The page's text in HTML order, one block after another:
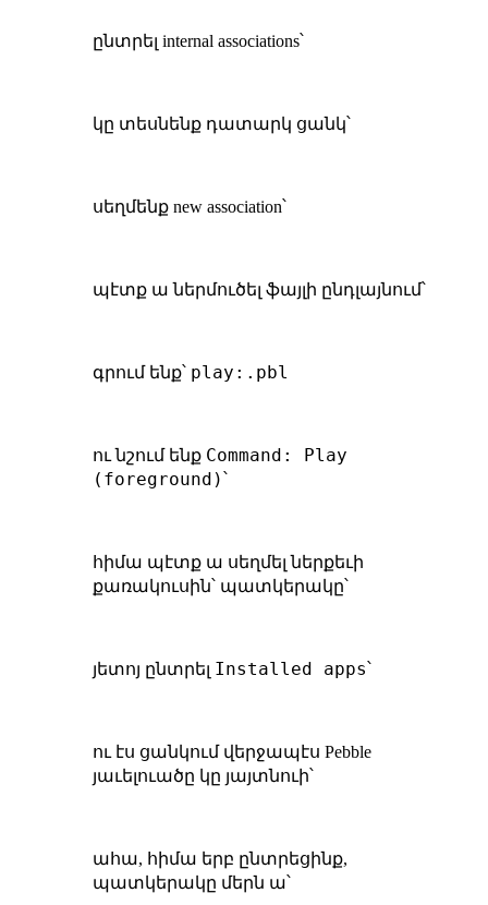
ընտրել internal associations՝
կը տեսնենք դատարկ ցանկ՝
սեղմենք new association՝
պէտք ա ներմուծել ֆայլի ընդլայնում՝
գրում ենք՝ play:.pbl
ու նշում ենք Command: Play
(foreground) ՝
հիմա պէտք ա սեղմել ներքեւի
քառակուսին՝ պատկերակը՝
յետոյ ընտրել Installed apps՝
ու էս ցանկում վերջապէս Pebble
յաւելուածը կը յայտնուի՝
ահա, հիմա երբ ընտրեցինք,
պատկերակը մերն ա՝